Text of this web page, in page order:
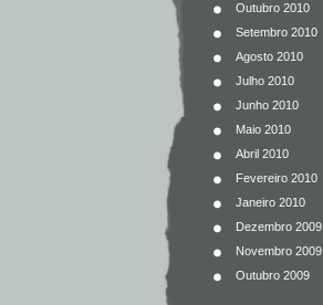
Outubro 2010
Setembro 2010
Agosto 2010
Julho 2010
Junho 2010
Maio 2010
Abril 2010
Fevereiro 2010
Janeiro 2010
Dezembro 2009
Novembro 2009
Outubro 2009